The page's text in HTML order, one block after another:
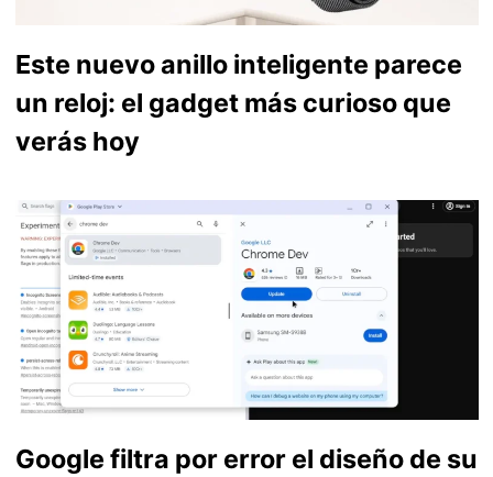
Este nuevo anillo inteligente parece
un reloj: el gadget más curioso que
verás hoy
Google filtra por error el diseño de su